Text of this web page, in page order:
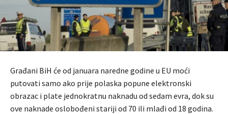
Građani BiH će od januara naredne godine u EU moći
putovati samo ako prije polaska popune elektronski
obrazac i plate jednokratnu naknadu od sedam evra, dok su
ove naknade oslobođeni stariji od 70 ili mlađi od 18 godina.